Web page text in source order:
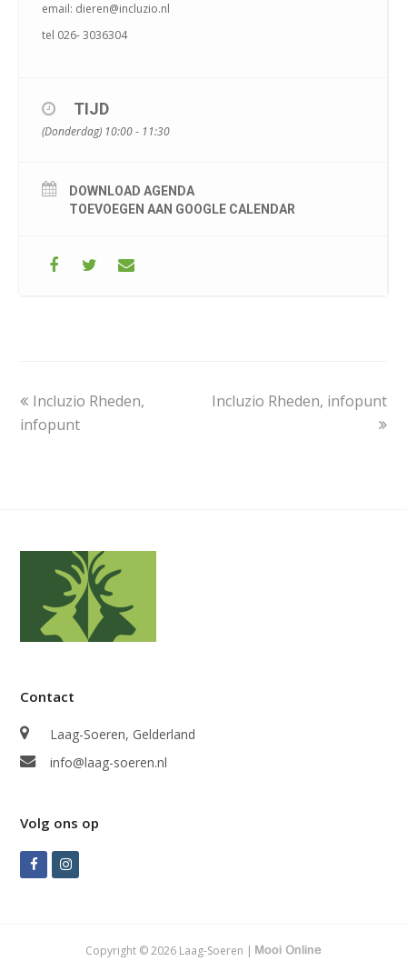
email: dieren@incluzio.nl
tel 026- 3036304
TIJD
(Donderdag) 10:00 - 11:30
DOWNLOAD AGENDA
TOEVOEGEN AAN GOOGLE CALENDAR
previous
post:
Incluzio Rheden,
infopunt
next
Incluzio Rheden, infopunt
Contact
Laag-Soeren, Gelderland
info@laag-soeren.nl
Volg ons op
FacebookInstagram
Copyright © 2026 Laag-Soeren |